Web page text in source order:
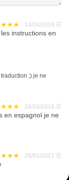
14/08/2018 ☰
instructions en
;) je ne
26/10/2018 ☰
en espagnol je ne
29/03/2021 ☰